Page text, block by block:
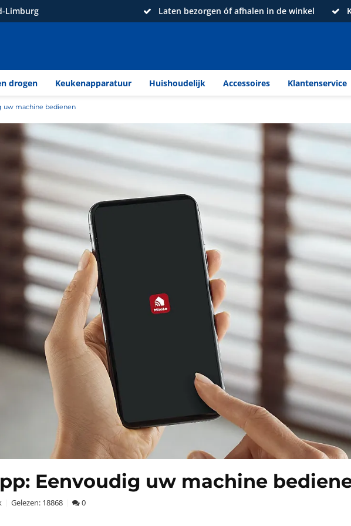
Limburg Laten bezorgen óf afhalen in de winkel
drogen Keukenapparatuur Huishoudelijk Accessoires Klantenservice
uw machine bedienen
Eenvoudig uw machine
Gelezen: 18868 0